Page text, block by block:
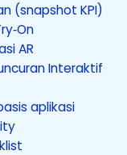
(snapshot KPI)
AR
Interaktif
aplikasi